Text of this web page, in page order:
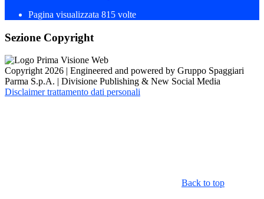
Pagina visualizzata 815 volte
Sezione Copyright
Copyright 2026 | Engineered and powered by Gruppo Spaggiari
Parma S.p.A. | Divisione Publishing & New Social Media
Disclaimer trattamento dati personali
Back to top